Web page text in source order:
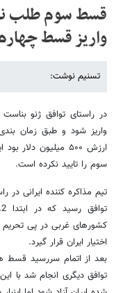
قسط سوم طلب
واریز قسط
تسنیم نوشت:
ارزش ۵۰۰ میلیون
سوم را تایید نکرده است.
کشورهای غربی در پی
اختیار ایران قرار گیرد.